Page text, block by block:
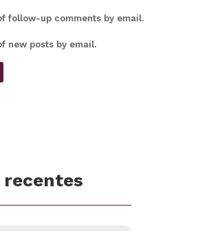
follow-up comments by email.
new posts by email.